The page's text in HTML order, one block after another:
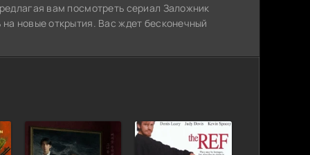
вам посмотреть сериал Заложник
новые открытия. Вас ждет бесконечный